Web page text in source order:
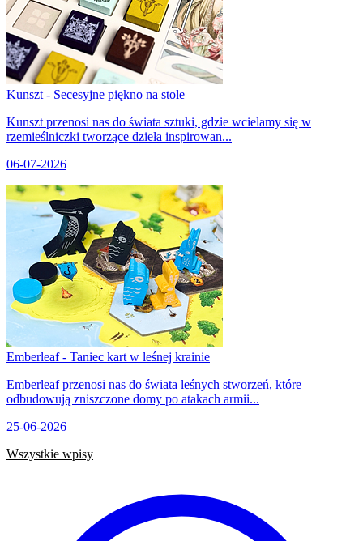
Kunszt - Secesyjne piękno na stole
Kunszt przenosi nas do świata sztuki, gdzie wcielamy się w
rzemieślniczki tworzące dzieła inspirowan...
06-07-2026
Emberleaf - Taniec kart w leśnej krainie
Emberleaf przenosi nas do świata leśnych stworzeń, które
odbudowują zniszczone domy po atakach armii...
25-06-2026
Wszystkie wpisy